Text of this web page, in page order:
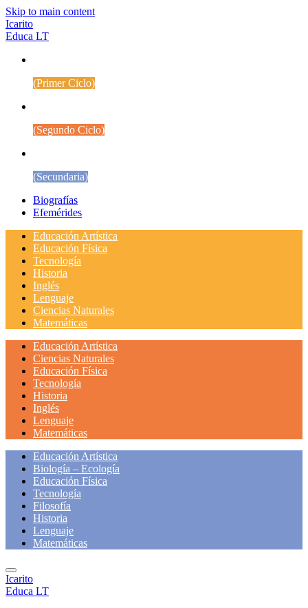
Skip to main content
Icarito
Educa LT
(Primer Ciclo)
(Segundo Ciclo)
(Secundaria)
Biografías
Efemérides
Educación Artística
Educación Física
Tecnología
Historia
Inglés
Lenguaje
Ciencias Naturales
Matemáticas
Educación Artística
Ciencias Naturales
Educación Física
Tecnología
Historia
Inglés
Lenguaje
Matemáticas
Educación Artística
Biología – Ecología
Educación Física
Tecnología
Filosofía
Historia
Lenguaje
Matemáticas
Icarito
Educa LT